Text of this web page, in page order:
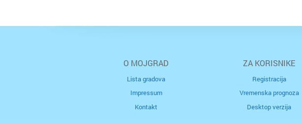
O MOJGRAD
Lista gradova
Impressum
Kontakt
ZA KORISNIKE
Registracija
Vremenska prognoza
Desktop verzija